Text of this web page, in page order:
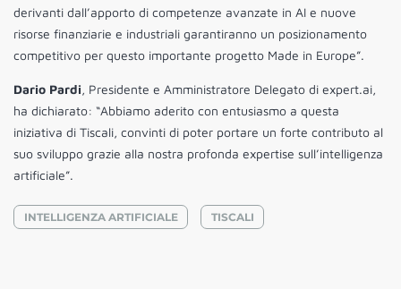
derivanti dall’apporto di competenze avanzate in AI e nuove
risorse finanziarie e industriali garantiranno un posizionamento
competitivo per questo importante progetto Made in Europe”.
Dario Pardi, Presidente e Amministratore Delegato di expert.ai,
ha dichiarato: “Abbiamo aderito con entusiasmo a questa
iniziativa di Tiscali, convinti di poter portare un forte contributo al
suo sviluppo grazie alla nostra profonda expertise sull’intelligenza
artificiale”.
INTELLIGENZA ARTIFICIALE TISCALI